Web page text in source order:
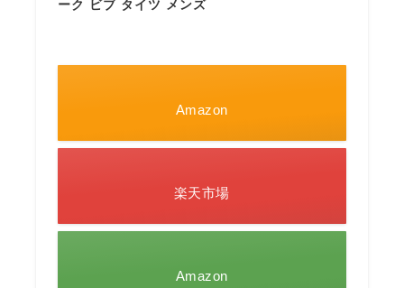
ーク ビブ タイツ メンズ
Amazon
楽天市場
Amazon